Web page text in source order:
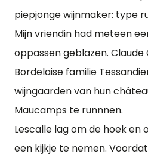
piepjonge wijnmaker: type
Mijn vriendin had meteen
oppassen geblazen. Claude
Bordelaise familie
wijngaarden van hun
Maucamps te runnnen.
Lescalle lag om de hoek en
een kijkje te nemen.